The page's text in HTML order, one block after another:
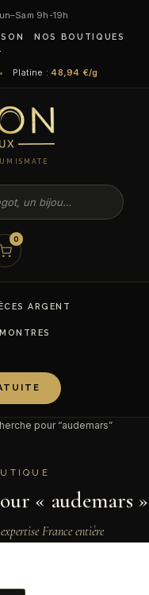
9h-19h
NOS BOUTIQUES
Platine :48,94 €/g
0
ARGENT
MONTRES
pour “audemars”
« audemars »
France entière